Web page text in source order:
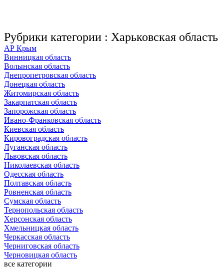
Рубрики категории : Харьковская область
АР Крым
Винницкая область
Волынская область
Днепропетровская область
Донецкая область
Житомирская область
Закарпатская область
Запорожская область
Ивано-Франковская область
Киевская область
Кировоградская область
Луганская область
Львовская область
Николаевская область
Одесская область
Полтавская область
Ровненская область
Сумская область
Тернопольская область
Херсонская область
Хмельницкая область
Черкасская область
Черниговская область
Черновицкая область
все категории